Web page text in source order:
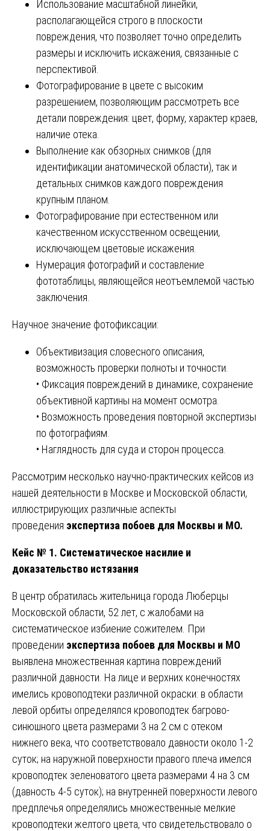
Использование масштабной линейки,
располагающейся строго в плоскости
повреждения, что позволяет точно определить
размеры и исключить искажения, связанные с
перспективой.
Фотографирование в цвете с высоким
разрешением, позволяющим рассмотреть все
детали повреждения: цвет, форму, характер краев,
наличие отека.
Выполнение как обзорных снимков (для
идентификации анатомической области), так и
детальных снимков каждого повреждения
крупным планом.
Фотографирование при естественном или
качественном искусственном освещении,
исключающем цветовые искажения.
Нумерация фотографий и составление
фототаблицы, являющейся неотъемлемой частью
заключения.
Научное значение фотофиксации:
Объективизация словесного описания,
возможность проверки полноты и точности.
• Фиксация повреждений в динамике, сохранение
объективной картины на момент осмотра.
• Возможность проведения повторной экспертизы
по фотографиям.
• Наглядность для суда и сторон процесса.
Рассмотрим несколько научно-практических кейсов из
нашей деятельности в Москве и Московской области,
иллюстрирующих различные аспекты
проведения экспертиза побоев для Москвы и МО.
Кейс № 1. Систематическое насилие и
доказательство истязания
В центр обратилась жительница города Люберцы
Московской области, 52 лет, с жалобами на
систематическое избиение сожителем. При
проведении экспертиза побоев для Москвы и МО
выявлена множественная картина повреждений
различной давности. На лице и верхних конечностях
имелись кровоподтеки различной окраски: в области
левой орбиты определялся кровоподтек багрово-
синюшного цвета размерами 3 на 2 см с отеком
нижнего века, что соответствовало давности около 1-2
суток; на наружной поверхности правого плеча имелся
кровоподтек зеленоватого цвета размерами 4 на 3 см
(давность 4-5 суток); на внутренней поверхности левого
предплечья определялись множественные мелкие
кровоподтеки желтого цвета, что свидетельствовало о